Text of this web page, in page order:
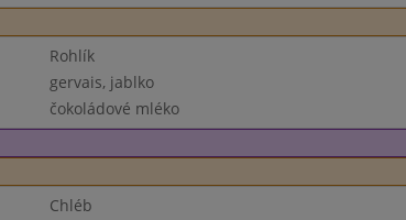
Rohlík
gervais, jablko
čokoládové mléko
Chléb